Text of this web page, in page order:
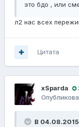
это бдо , или
л2 нас всех
Цитата
xSparda
В 04.08.2015